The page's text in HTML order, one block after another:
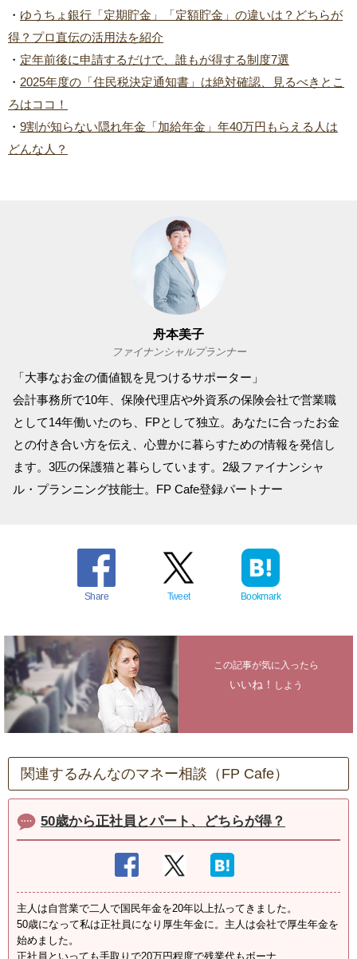
・ ゆうちょ銀行「定期貯金」「定額貯金」の違いは？どちらが
得？プロ直伝の活用法を紹介
・ 定年前後に申請するだけで、誰もが得する制度7選
・ 2025年度の「住民税決定通知書」は絶対確認、見るべきとこ
ろはココ！
・ 9割が知らない隠れ年金「加給年金」年40万円もらえる人は
どんな人？
舟本美子
ファイナンシャルプランナー
「大事なお金の価値観を見つけるサポーター」
会計事務所で10年、保険代理店や外資系の保険会社で営業職
として14年働いたのち、FPとして独立。あなたに合ったお金
との付き合い方を伝え、心豊かに暮らすための情報を発信し
ます。3匹の保護猫と暮らしています。2級ファイナンシャ
ル・プランニング技能士。FP Cafe登録パートナー
Share Tweet Bookmark
この記事が気に入ったら
いいね！ しよう
関連するみんなのマネー相談（FP Cafe）
50歳から正社員とパート、どちらが得？
主人は自営業で二人で国民年金を20年以上払ってきました。
50歳になって私は正社員になり厚生年金に。主人は会社で厚生年金を
始めました。
正社員といっても手取りで20万円程度で残業代もボーナ...